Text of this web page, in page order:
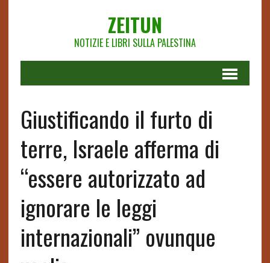
ZEITUN
NOTIZIE E LIBRI SULLA PALESTINA
Giustificando il furto di
terre, Israele afferma di
“essere autorizzato ad
ignorare le leggi
internazionali” ovunque